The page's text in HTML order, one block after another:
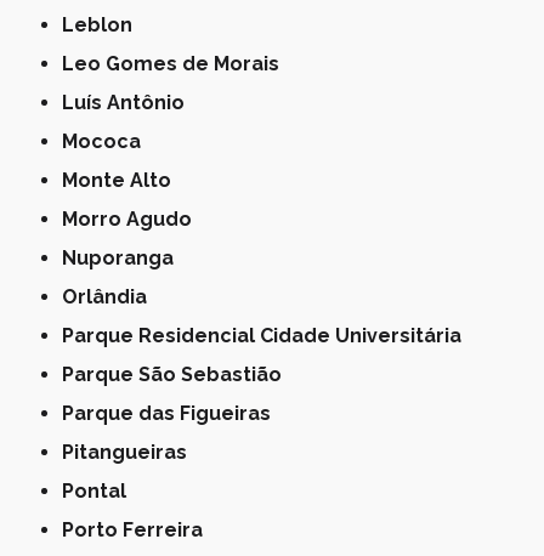
Leblon
Leo Gomes de Morais
Luís Antônio
Mococa
Monte Alto
Morro Agudo
Nuporanga
Orlândia
Parque Residencial Cidade Universitária
Parque São Sebastião
Parque das Figueiras
Pitangueiras
Pontal
Porto Ferreira